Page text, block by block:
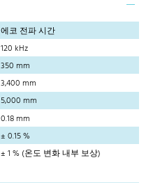
에코 전파 시간
120 kHz
350 mm
3,400 mm
5,000 mm
0.18 mm
± 0.15 %
± 1 % (온도 변화 내부 보상)